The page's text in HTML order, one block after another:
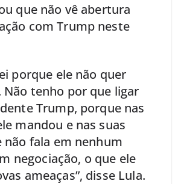
que não vê abertura
com Trump neste
porque ele não quer
tenho por que ligar
Trump, porque nas
mandou e nas suas
não fala em nenhum
negociação, o que ele
ameaças”, disse Lula.